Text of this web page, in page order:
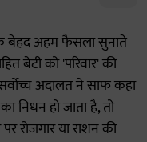
बेहद अहम फैसला सुनाते
बेटी को 'परिवार' की
अदालत ने साफ कहा
निधन हो जाता है, तो
रोजगार या राशन की